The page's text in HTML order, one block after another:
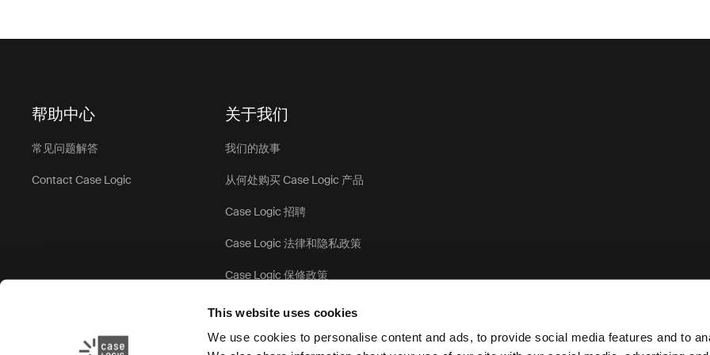
This website uses cookies
We use cookies to personalise content and ads, to provide social media features and to
帮助中心
常见问题解答
Contact Case Logic
关于我们
我们的故事
从何处购买 Case Logic 产品
Case Logic 招聘
Case Logic 法律和隐私政策
Case Logic 保修政策